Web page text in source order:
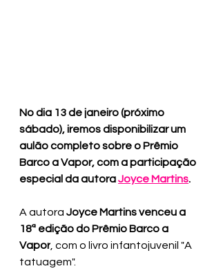
No dia 13 de janeiro (próximo
sábado), iremos disponibilizar um
aulão completo sobre o Prêmio
Barco a Vapor, com a participação
especial da autora Joyce Martins.
A autora Joyce Martins venceu a
18ª edição do Prêmio Barco a
Vapor , com o livro infantojuvenil "A
tatuagem".